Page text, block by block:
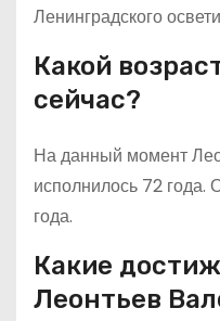
Ленинградского
Какой
сейчас?
На данный момент
исполнилось 72 года.
года.
Какие
Леонтьев